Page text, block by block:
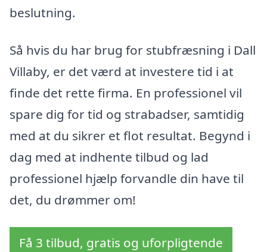
beslutning.
Så hvis du har brug for stubfræsning i Dall
Villaby, er det værd at investere tid i at
finde det rette firma. En professionel vil
spare dig for tid og strabadser, samtidig
med at du sikrer et flot resultat. Begynd i
dag med at indhente tilbud og lad
professionel hjælp forvandle din have til
det, du drømmer om!
Få 3 tilbud, gratis og uforpligtende